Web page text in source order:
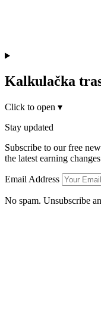
Kalkulačka
Click to open ▾
Stay updated
Subscribe to our free
the latest earning
Email Address
No spam. Unsubscribe